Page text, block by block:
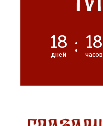
18
дней : 18
часов